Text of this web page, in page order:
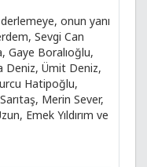
derlemeye, onun yanı
Sevgi Can
Gaye Boralıoğlu,
Deniz, Ümit Deniz,
Hatipoğlu,
Merin Sever,
Emek Yıldırım ve